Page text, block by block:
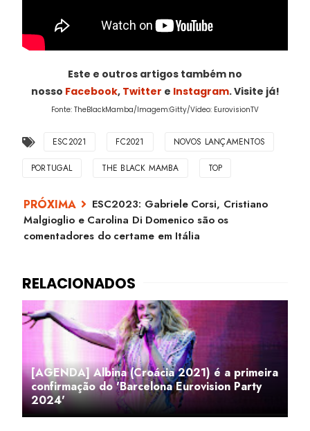
Este e outros artigos também no
nosso Facebook, Twitter e Instagram. Visite já!
Fonte: TheBlackMamba/Imagem:Gitty/Vídeo: EurovisionTV
ESC2021 FC2021 NOVOS LANÇAMENTOS
PORTUGAL THE BLACK MAMBA TOP
ESC2023: Gabriele Corsi, Cristiano
Malgioglio e Carolina Di Domenico são os
comentadores do certame em Itália
[AGENDA] Albina (Croácia 2021) é a primeira
confirmação do 'Barcelona Eurovision Party
2024'